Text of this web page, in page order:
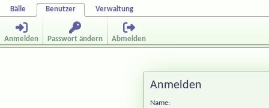
Bälle Benutzer Verwaltung
Anmelden Passwort ändern Abmelden
Anmelden
Name: